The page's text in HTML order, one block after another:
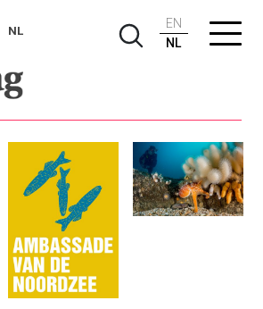
NL
EN
NL